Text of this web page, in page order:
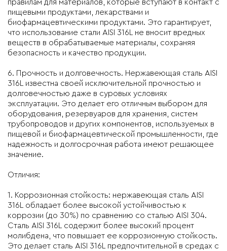
правилам для материалов, которые вступают в контакт с
пищевыми продуктами, лекарствами и
биофармацевтическими продуктами. Это гарантирует,
что использование стали AISI 316L не вносит вредных
веществ в обрабатываемые материалы, сохраняя
безопасность и качество продукции.
6. Прочность и долговечность. Нержавеющая сталь AISI
316L известна своей исключительной прочностью и
долговечностью даже в суровых условиях
эксплуатации. Это делает его отличным выбором для
оборудования, резервуаров для хранения, систем
трубопроводов и других компонентов, используемых в
пищевой и биофармацевтической промышленности, где
надежность и долгосрочная работа имеют решающее
значение.
Отличия:
1. Коррозионная стойкость: нержавеющая сталь AISI
316L обладает более высокой устойчивостью к
коррозии (до 30%) по сравнению со сталью AISI 304.
Cталь AISI 316L содержит более высокий процент
молибдена, что повышает ее коррозионную стойкость.
Это делает сталь AISI 316L предпочтительной в средах с